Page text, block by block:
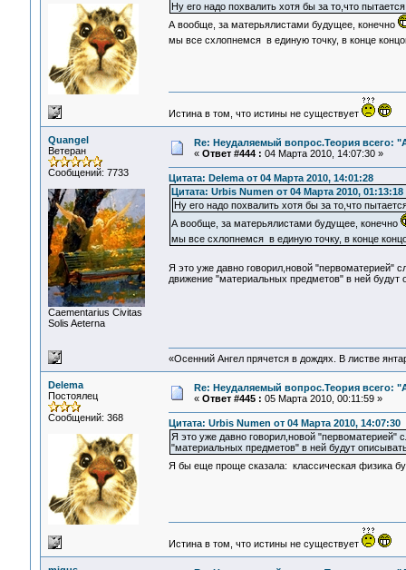
Ну его надо похвалить хотя бы за то,что
А вообще, за матерьялистами будущее, конечно
мы все схлопнемся в единую точку, в конце
Истина в том, что истины не существует
Quangel
Ветеран
Сообщений: 7733
Сaementarius Civitas
Solis Aeterna
Re: Неудаляемый вопрос.Теория всего:
« Ответ #444 : 04 Марта 2010, 14:07:30 »
Цитата: Delema от 04 Марта 2010, 14:01:28
Цитата: Urbis Numen от 04 Марта 2010, 01:13:18
Ну его надо похвалить хотя бы за то,что
А вообще, за матерьялистами будущее, конечно
мы все схлопнемся в единую точку, в конце
Я это уже давно говорил,новой "первоматерией"
движение "материальных предметов" в ней будут
«Осенний Ангел прячется в дождях. В листве
Delema
Постоялец
Сообщений: 368
Re: Неудаляемый вопрос.Теория всего:
« Ответ #445 : 05 Марта 2010, 00:11:59 »
Цитата: Urbis Numen от 04 Марта 2010, 14:07:30
Я это уже давно говорил,новой
"материальных предметов" в ней будут
Я бы еще проще сказала: классическая физика
Истина в том, что истины не существует